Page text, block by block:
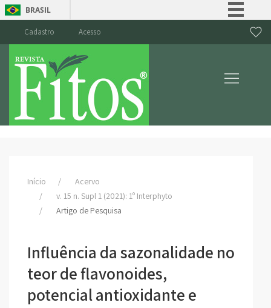
BRASIL
Canais
Cadastro Acesso
Início
Acervo
v. 15 n. Supl 1 (2021): 1º Interphyto
Artigo de Pesquisa
Influência da sazonalidade no
teor de flavonoides,
potencial antioxidante e